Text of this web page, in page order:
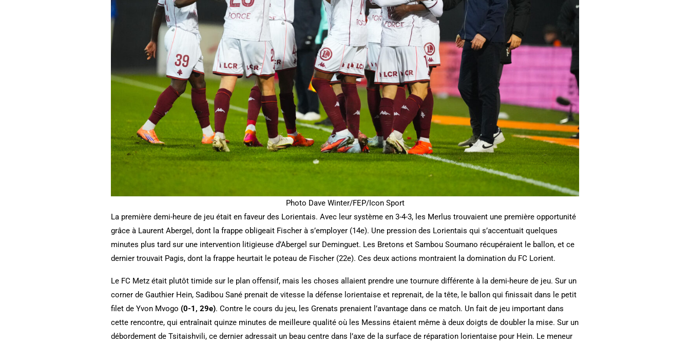
Photo Dave Winter/FEP/Icon Sport
La première demi-heure de jeu était en faveur des Lorientais. Avec leur système en 3-4-3, les Merlus trouvaient une première opportunité
grâce à Laurent Abergel, dont la frappe obligeait Fischer à s’employer (14e). Une pression des Lorientais qui s’accentuait quelques
minutes plus tard sur une intervention litigieuse d’Abergel sur Deminguet. Les Bretons et Sambou Soumano récupéraient le ballon, et ce
dernier trouvait Pagis, dont la frappe heurtait le poteau de Fischer (22e). Ces deux actions montraient la domination du FC Lorient.
Le FC Metz était plutôt timide sur le plan offensif, mais les choses allaient prendre une tournure différente à la demi-heure de jeu. Sur un
corner de Gauthier Hein, Sadibou Sané prenait de vitesse la défense lorientaise et reprenait, de la tête, le ballon qui finissait dans le petit
filet de Yvon Mvogo (0-1, 29e). Contre le cours du jeu, les Grenats prenaient l’avantage dans ce match. Un fait de jeu important dans
cette rencontre, qui entraînait quinze minutes de meilleure qualité où les Messins étaient même à deux doigts de doubler la mise. Sur un
débordement de Tsitaishvili, ce dernier adressait un beau centre dans l’axe de la surface de réparation lorientaise pour Hein. Le meneur